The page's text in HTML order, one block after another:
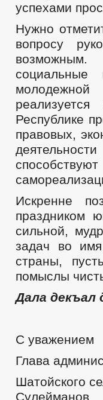
успехами
Нужно
вопросу
возможным.
социальные
Республике
правовых,
Искренне
праздником
сильной,
задач во
страны,
помыслы
Дала декъал
С уважением
Глава
Сулейманов